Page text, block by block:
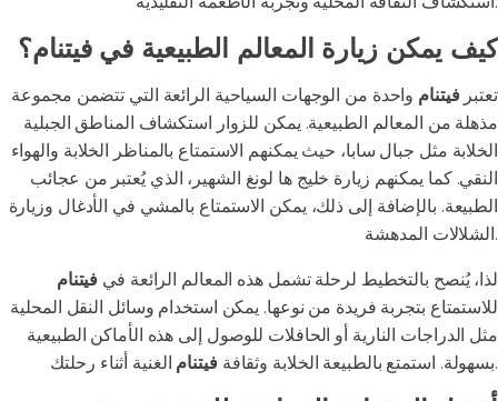
كيف يمكن زيارة المعالم الطبيعية في فيتنام؟
تعتبر فيتنام واحدة من الوجهات السياحية الرائعة التي تتضمن مجموعة
مذهلة من المعالم الطبيعية. يمكن للزوار استكشاف المناطق الجبلية
الخلابة مثل جبال سابا، حيث يمكنهم الاستمتاع بالمناظر الخلابة والهواء
النقي. كما يمكنهم زيارة خليج ها لونغ الشهير، الذي يُعتبر من عجائب
الطبيعة. بالإضافة إلى ذلك، يمكن الاستمتاع بالمشي في الأدغال وزيارة
الشلالات المدهشة.
لذا، يُنصح بالتخطيط لرحلة تشمل هذه المعالم الرائعة في فيتنام
للاستمتاع بتجربة فريدة من نوعها. يمكن استخدام وسائل النقل المحلية
مثل الدراجات النارية أو الحافلات للوصول إلى هذه الأماكن الطبيعية
بسهولة. استمتع بالطبيعة الخلابة وثقافة فيتنام الغنية أثناء رحلتك.